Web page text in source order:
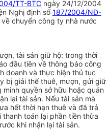
TT-BTC ngày 24/12/2004
Nghị định số187/2004/NĐ-
chuyển công ty nhà nước
tài sản giữ hộ: trong thời
đầu tiên về thông báo công
doanh và thực hiện thủ tục
bị giải thể thuê, mượn, gửi giữ
quyền sở hữu hoặc quản
lại tài sản. Nếu tài sản mà
hết thời hạn thuê và đã trả
toán lại phần tiền thừa
khi nhận lại tài sản.